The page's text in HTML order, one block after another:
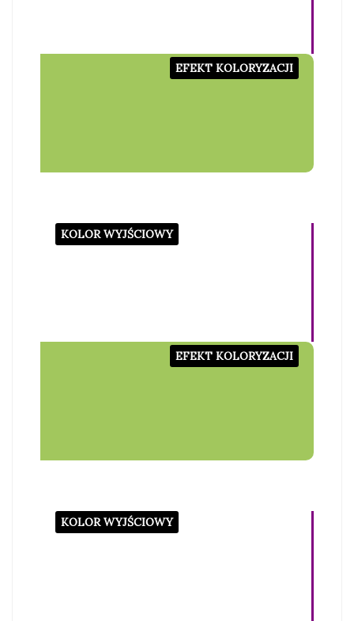
EFEKT KOLORYZACJI
KOLOR WYJŚCIOWY
EFEKT KOLORYZACJI
KOLOR WYJŚCIOWY